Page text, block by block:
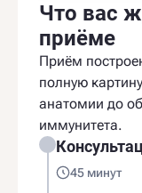
Что вас
приёме
Приём
полную
анатомии до
иммунитета.
45 минут